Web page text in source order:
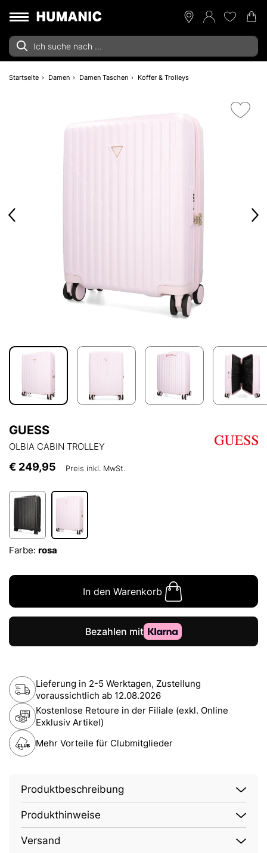
Startseite Damen Damen Taschen Koffer & Trolleys
GUESS
OLBIA CABIN TROLLEY
€ 249,95 Preis inkl. MwSt.
Farbe: rosa
In den Warenkorb
Lieferung in 2-5 Werktagen, Zustellung
voraussichtlich ab 12.08.2026
Kostenlose Retoure in der Filiale (exkl. Online
Exklusiv Artikel)
Mehr Vorteile für Clubmitglieder
Produktbeschreibung
Produkthinweise
Versand